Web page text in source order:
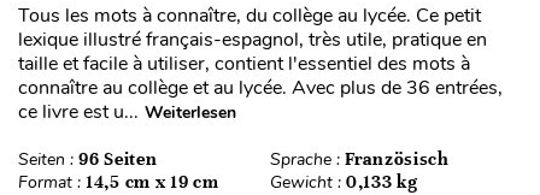
Tous les mots à connaître, du collège au lycée. Ce petit
lexique illustré français-espagnol, très utile, pratique en
taille et facile à utiliser, contient l'essentiel des mots à
connaître au collège et au lycée. Avec plus de 36 entrées,
ce livre est u... Weiterlesen
Seiten : 96 Seiten Sprache : Französisch
Format : 14,5 cm x 19 cm Gewicht : 0,133 kg